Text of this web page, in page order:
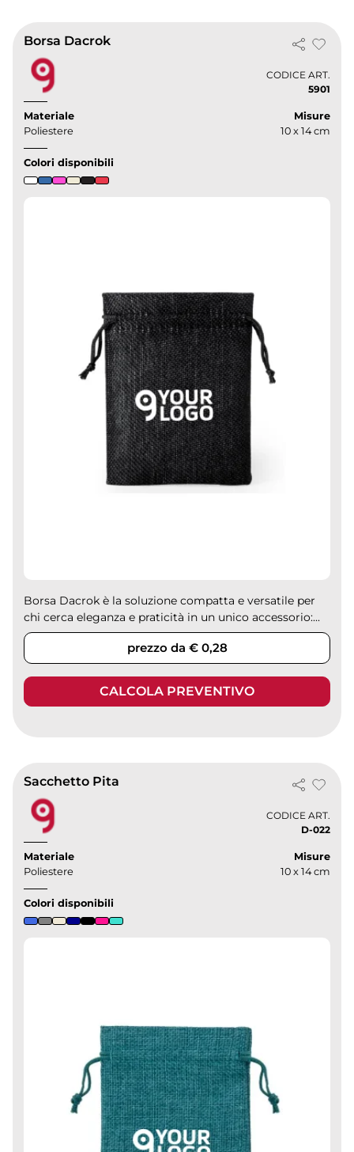
Borsa Dacrok
CODICE ART.
5901
Materiale
Poliestere
Misure
10 x 14 cm
Colori disponibili
Borsa Dacrok è la soluzione compatta e versatile per
chi cerca eleganza e praticità in un unico accessorio:...
prezzo da € 0,28
CALCOLA PREVENTIVO
Sacchetto Pita
CODICE ART.
D-022
Materiale
Poliestere
Misure
10 x 14 cm
Colori disponibili